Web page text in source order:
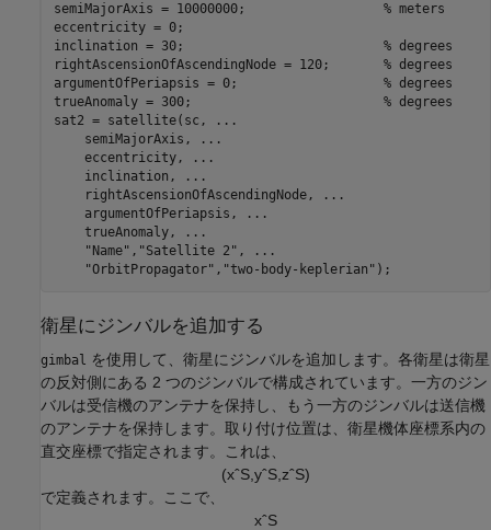
semiMajorAxis = 10000000; % meters
eccentricity = 0;
inclination = 30; % degrees
rightAscensionOfAscendingNode = 120; % degrees
argumentOfPeriapsis = 0; % degrees
trueAnomaly = 300; % degrees
sat2 = satellite(sc,
...
    semiMajorAxis,
...
    eccentricity,
...
    inclination,
...
    rightAscensionOfAscendingNode,
...
    argumentOfPeriapsis,
...
    trueAnomaly,
...
"Name" , "Satellite 2" ,
...
"OrbitPropagator" , "two-body-keplerian" );
衛星にジンバルを追加する
gimbal を使用して、衛星にジンバルを追加します。各衛星は衛星
の反対側にある 2 つのジンバルで構成されています。一方のジン
バルは受信機のアンテナを保持し、もう一方のジンバルは送信機
のアンテナを保持します。取り付け位置は、衛星機体座標系内の
直交座標で指定されます。これは、
(xˆS yˆS zˆS)
で定義されます。ここで、
xˆS